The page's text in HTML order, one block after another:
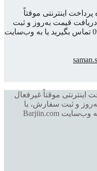
اینترنتی موقتاً
قیمت به‌روز و ثبت
سفارش، با شماره 09155048108 تماس بگیرید یا به وب‌سایت
اینترنتی موقتاً غیرفعال
و ثبت سفارش، با
شماره 09155048108 تماس بگیرید یا به وب‌سایت Barjiin.com